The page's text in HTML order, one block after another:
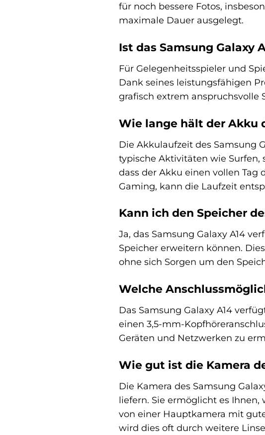
für noch bessere Fotos,
maximale Dauer ausgelegt.
Ist das Samsung Galaxy
Für Gelegenheitsspieler und
Dank seines leistungsfähigen
grafisch extrem anspruchsvolle
Wie lange hält der Akku
Die Akkulaufzeit des Samsung
typische Aktivitäten wie Surfen,
dass der Akku einen vollen
Gaming, kann die Laufzeit
Kann ich den Speicher
Ja, das Samsung Galaxy A14
Speicher erweitern können.
ohne sich Sorgen um den
Welche
Das Samsung Galaxy A14
einen 3,5-mm-
Geräten und Netzwerken zu
Wie gut ist die Kamera
Die Kamera des Samsung
liefern. Sie ermöglicht es
von einer Hauptkamera mit
wird dies oft durch weitere